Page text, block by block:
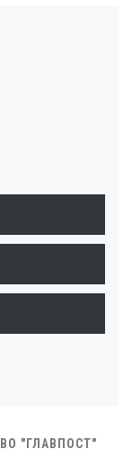
"ГЛАВПОСТ"